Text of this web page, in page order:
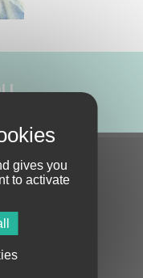
!
gives you
to activate